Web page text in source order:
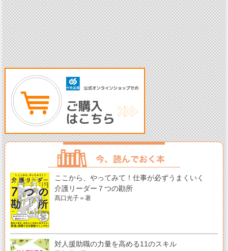
ここから、やってみて！仕事が必ずうまくいく
介護リーダー７つの勘所
髙口光子＝著
対人援助職の力量を高める11のスキル